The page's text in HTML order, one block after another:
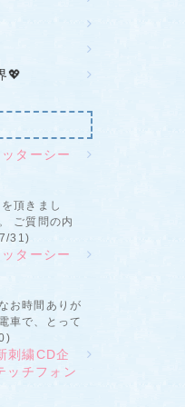
💖
ターシー
頂きまし
ご質問の内
31)
ターシー
お時間ありが
車で、とって
刺繍CD企
チフォン